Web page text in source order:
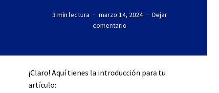
3 min lectura marzo 14, 2024
Dejar
comentario
¡Claro! Aquí tienes la introducción para tu
artículo: